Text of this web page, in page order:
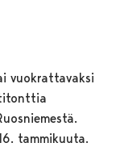
vuokrattavaksi
tammikuuta.